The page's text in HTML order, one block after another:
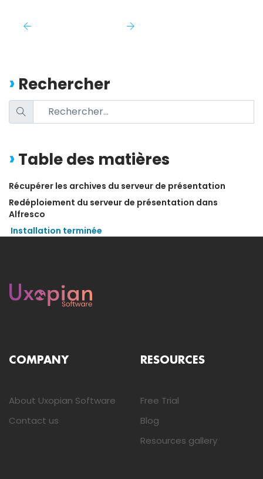
Rechercher
Table des matières
Récupérer les archives du serveur de présentation
Redéploiement du serveur de présentation dans
Alfresco
Installation terminée
COMPANY
About Uxopian Software
Contact us
RESOURCES
Free Trial
Blog
Resources gallery